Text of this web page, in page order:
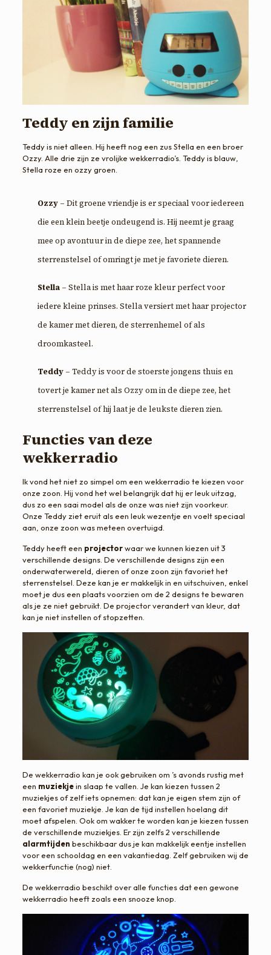
Teddy en zijn familie
Teddy is niet alleen. Hij heeft nog een zus Stella en een broer
Ozzy. Alle drie zijn ze vrolijke wekkerradio’s. Teddy is blauw,
Stella roze en ozzy groen.
Ozzy– Dit groene vriendje is er speciaal voor iedereen
die een klein beetje ondeugend is. Hij neemt je graag
mee op avontuur in de diepe zee, het spannende
sterrenstelsel of omringt je met je favoriete dieren.
Stella– Stella is met haar roze kleur perfect voor
iedere kleine prinses. Stella versiert met haar projector
de kamer met dieren, de sterrenhemel of als
droomkasteel.
Teddy– Teddy is voor de stoerste jongens thuis en
tovert je kamer net als Ozzy om in de diepe zee, het
sterrenstelsel of hij laat je de leukste dieren zien.
Functies van deze
wekkerradio
Ik vond het niet zo simpel om een wekkerradio te kiezen voor
onze zoon. Hij vond het wel belangrijk dat hij er leuk uitzag,
dus zo een saai model als de onze was niet zijn voorkeur.
Onze Teddy ziet eruit als een leuk wezentje en voelt speciaal
aan, onze zoon was meteen overtuigd.
Teddy heeft een projectorwaar we kunnen kiezen uit 3
verschillende designs. De verschillende designs zijn een
onderwaterwereld, dieren of onze zoon zijn favoriet het
sterrenstelsel. Deze kan je er makkelijk in en uitschuiven, enkel
moet je dus een plaats voorzien om de 2 designs te bewaren
als je ze niet gebruikt. De projector verandert van kleur, dat
kan je niet instellen of stopzetten.
De wekkerradio kan je ook gebruiken om ’s avonds rustig met
een muziekjein slaap te vallen. Je kan kiezen tussen 2
muziekjes of zelf iets opnemen: dat kan je eigen stem zijn of
een favoriet muziekje. Je kan de tijd instellen hoelang dit
moet afspelen. Ook om wakker te worden kan je kiezen tussen
de verschillende muziekjes. Er zijn zelfs 2 verschillende
alarmtijden beschikbaar dus je kan makkelijk eentje instellen
voor een schooldag en een vakantiedag. Zelf gebruiken wij de
wekkerfunctie (nog) niet.
De wekkerradio beschikt over alle functies dat een gewone
wekkerradio heeft zoals een snooze knop.